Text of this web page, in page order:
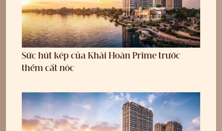
Sức hút kép của Khải Hoàn Prime trước
thềm cất nóc